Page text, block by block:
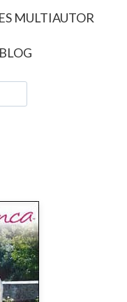
MULTIAUTOR
BLOG